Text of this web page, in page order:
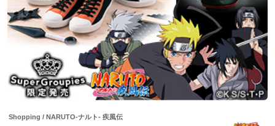
Shopping / NARUTO-ナルト- 疾風伝